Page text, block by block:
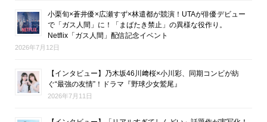
小栗旬×蒼井優×広瀬すず×林遣都が競演！UTAが俳優デビュー
で「ガス人間」に！「まばたき禁止」の異様な役作り。
Netflix「ガス人間」配信記念イベント
2026年7月12日
【インタビュー】乃木坂46川﨑桜×小川彩、同期コンビが紡
ぐ“最強の友情”！ドラマ『野球少女鷲尾』
2026年7月11日